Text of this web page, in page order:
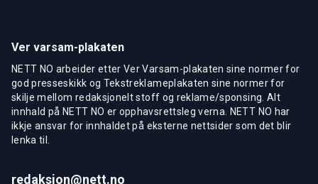
Ver varsam-plakaten
NETT NO arbeider etter Ver Varsam-plakaten sine normer for
god presseskikk og Tekstreklameplakaten sine normer for
skilje mellom redaksjonelt stoff og reklame/sponsing. Alt
innhald på NETT NO er opphavsrettsleg verna. NETT NO har
ikkje ansvar for innhaldet på eksterne nettsider som det blir
lenka til.
redaksjon@nett.no